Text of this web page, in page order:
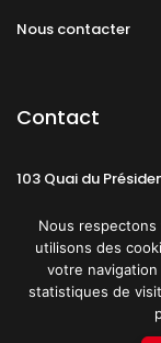
Nous contacter
Contact
103 Quai du
Nous
utilisons des
votre
statistiques de